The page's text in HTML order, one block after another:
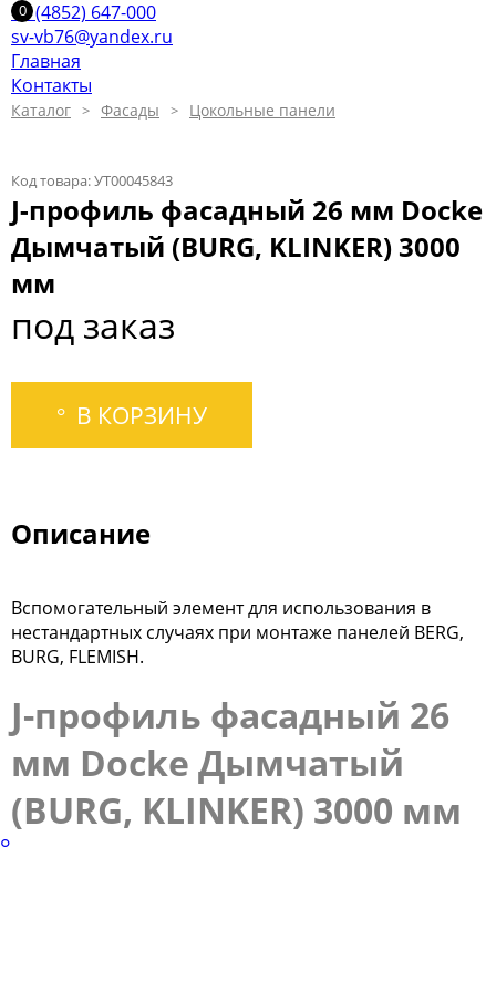
+7 (4852) 647-000
sv-vb76@yandex.ru
Главная
Контакты
Каталог Фасады Цокольные панели
Код товара: УТ00045843
J-профиль фасадный 26 мм Docke
Дымчатый (BURG, KLINKER) 3000
мм
под заказ
В КОРЗИНУ
Описание
Вспомогательный элемент для использования в
нестандартных случаях при монтаже панелей BERG,
BURG, FLEMISH.
J-профиль фасадный 26
мм Docke Дымчатый
(BURG, KLINKER) 3000 мм